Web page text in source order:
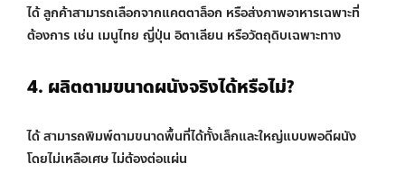
ได้ ลูกค้าสามารถเลือกจากแคตตาล็อก หรือส่งภาพอาหารเฉพาะที่
ต้องการ เช่น เมนูไทย ญี่ปุ่น อิตาเลียน หรือวัตถุดิบเฉพาะทาง
4. ผลิตตามขนาดผนังจริงได้หรือไม่?
ได้ สามารถพิมพ์ตามขนาดพื้นที่ได้ทั้งเล็กและใหญ่แบบพอดีผนัง
โดยไม่เหลือเศษ ไม่ต้องต่อแผ่น